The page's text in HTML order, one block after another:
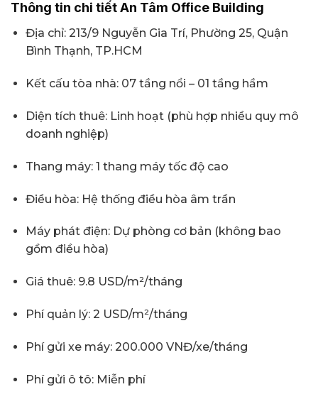
Thông tin chi tiết An Tâm Office Building
Địa chỉ: 213/9 Nguyễn Gia Trí, Phường 25, Quận
Bình Thạnh, TP.HCM
Kết cấu tòa nhà: 07 tầng nổi – 01 tầng hầm
Diện tích thuê: Linh hoạt (phù hợp nhiều quy mô
doanh nghiệp)
Thang máy: 1 thang máy tốc độ cao
Điều hòa: Hệ thống điều hòa âm trần
Máy phát điện: Dự phòng cơ bản (không bao
gồm điều hòa)
Giá thuê: 9.8 USD/m²/tháng
Phí quản lý: 2 USD/m²/tháng
Phí gửi xe máy: 200.000 VNĐ/xe/tháng
Phí gửi ô tô: Miễn phí